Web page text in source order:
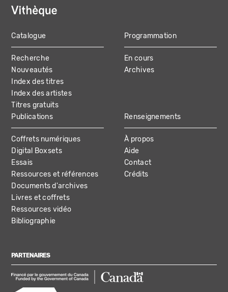
MAIN
NAVIGATION
Catalogue
Recherche
Nouveautés
Index des titres
Index des artistes
Titres gratuits
Programmation
En cours
Archives
Publications
Coffrets numériques
Digital Boxsets
Essais
Ressources et références
Documents d'archives
Livres et coffrets
Ressources vidéo
Bibliographie
Renseignements
À propos
Aide
Contact
Crédits
PARTENAIRES